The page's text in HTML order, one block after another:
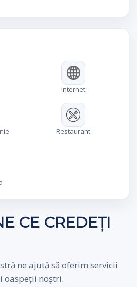
Internet
Restaurant
CE CREDEȚI
ne ajută să oferim servicii
oaspeții noștri.